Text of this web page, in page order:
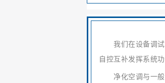
我们在设备调试
自控互补发挥系统
净化空调与一般